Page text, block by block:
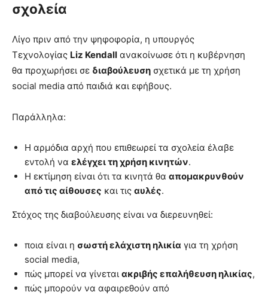
σχολεία
Λίγο πριν από την ψηφοφορία, η υπουργός
Τεχνολογίας Liz Kendall ανακοίνωσε ότι η κυβέρνηση
θα προχωρήσει σε διαβούλευση σχετικά με τη χρήση
social media από παιδιά και εφήβους.
Παράλληλα:
Η αρμόδια αρχή που επιθεωρεί τα σχολεία έλαβε
εντολή να ελέγχει τη χρήση κινητών.
Η εκτίμηση είναι ότι τα κινητά θα απομακρυνθούν
από τις αίθουσες και τις αυλές.
Στόχος της διαβούλευσης είναι να διερευνηθεί:
ποια είναι η σωστή ελάχιστη ηλικία για τη χρήση
social media,
πώς μπορεί να γίνεται ακριβής επαλήθευση ηλικίας,
πώς μπορούν να αφαιρεθούν από